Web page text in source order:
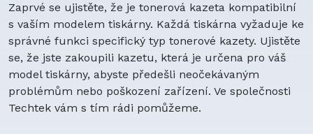
Baterie do notebooků
Baterie do mobilů
Baterie do tabletů
Baterie do DVD přehrávačů
Baterie do kamer a fotoaparátů
Baterie do nářadí
Baterie do navigací (GPS)
Zaprvé se ujistěte, že je tonerová kazeta kompatibilní
s vaším modelem tiskárny. Každá tiskárna vyžaduje ke
správné funkci specifický typ tonerové kazety. Ujistěte
se, že jste zakoupili kazetu, která je určena pro váš
model tiskárny, abyste předešli neočekávaným
problémům nebo poškození zařízení. Ve společnosti
Techtek vám s tím rádi pomůžeme.